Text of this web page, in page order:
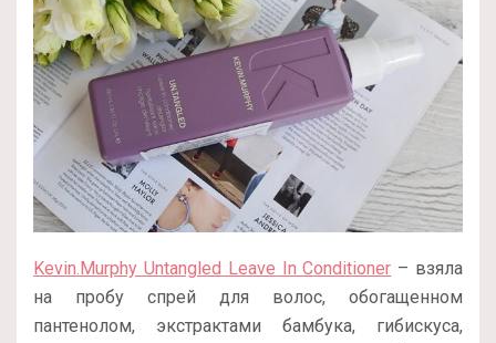
Kevin.Murphy Untangled Leave In Conditioner – взяла
на пробу спрей для волос, обогащенном
пантенолом, экстрактами бамбука, гибискуса,